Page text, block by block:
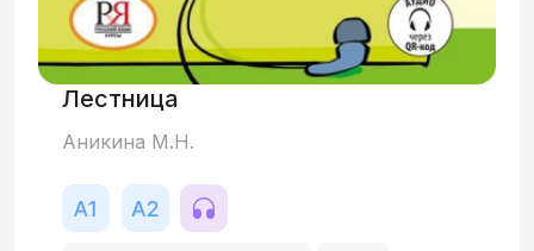
Лестница
Аникина М.Н.